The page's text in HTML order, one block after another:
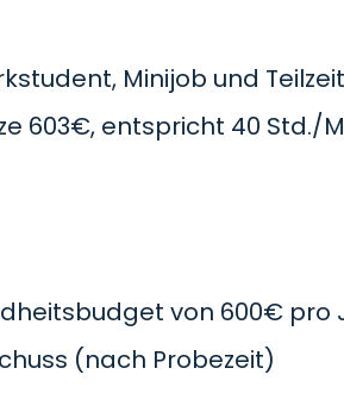
Minijob und
603€, entspricht 40 Std./
von 600€ pro
(nach Probezeit)